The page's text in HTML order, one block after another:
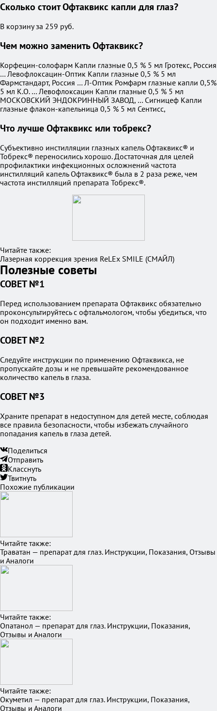
Сколько стоит Офтаквикс капли для глаз?
В корзину за 259 руб.
Чем можно заменить Офтаквикс?
Корфецин-солофарм Капли глазные 0,5 % 5 мл Гротекс, Россия
… Левофлоксацин-Оптик Капли глазные 0,5 % 5 мл
Фармстандарт, Россия … Л-Оптик Ромфарм глазные капли 0,5%
5 мл К.О. … Левофлоксацин Капли глазные 0,5 % 5 мл
МОСКОВСКИЙ ЭНДОКРИННЫЙ ЗАВОД, … Сигницеф Капли
глазные флакон-капельница 0,5 % 5 мл Сентисс,
Что лучше Офтаквикс или тобрекс?
Субъективно инстилляции глазных капель Офтаквикс® и
Тобрекс® переносились хорошо. Достаточная для целей
профилактики инфекционных осложнений частота
инстилляций капель Офтаквикс® была в 2 раза реже, чем
частота инстилляций препарата Тобрекс®.
Читайте также:
Лазерная коррекция зрения ReLEx SMILE (СМАЙЛ)
Полезные советы
СОВЕТ №1
Перед использованием препарата Офтаквикс обязательно
проконсультируйтесь с офтальмологом, чтобы убедиться, что
он подходит именно вам.
СОВЕТ №2
Следуйте инструкции по применению Офтаквикса, не
пропускайте дозы и не превышайте рекомендованное
количество капель в глаза.
СОВЕТ №3
Храните препарат в недоступном для детей месте, соблюдая
все правила безопасности, чтобы избежать случайного
попадания капель в глаза детей.
Поделиться
Отправить
Класснуть
Твитнуть
Похожие публикации
Читайте также:
Траватан — препарат для глаз. Инструкции, Показания, Отзывы
и Аналоги
Читайте также:
Опатанол — препарат для глаз. Инструкции, Показания,
Отзывы и Аналоги
Читайте также:
Окуметил — препарат для глаз. Инструкции, Показания,
Отзывы и Аналоги